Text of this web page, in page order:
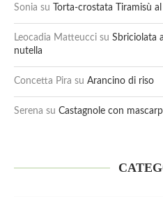
Sonia su Torta-crostata Tiramisù
Leocadia Matteucci su Sbriciolata
nutella
Concetta Pira su Arancino di riso
Serena su Castagnole con